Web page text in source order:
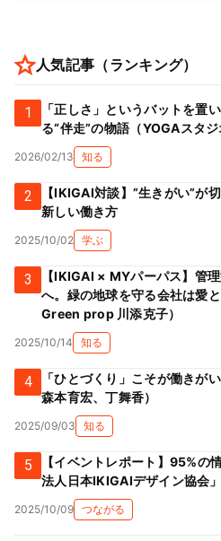
人気記事（ランキング）
1
「正しさ」というバットを置
る“伴走”の物語（YOGAスタ
2026/02/13 知る
2
【IKIGAI対談】”生きがい”が
新しい働き方
2025/10/02 学ぶ
3
【IKIGAI × MYパーパス】管
へ。緑の地球を守る会社は愛
Green prop 川添克子）
2025/10/14 知る
4
「ひとづくり」こそが働きが
森本育宏、丁舞香）
2025/09/03 知る
5
【イベントレポート】95%の
法人日本IKIGAIデザイン協会
2025/10/09 つながる